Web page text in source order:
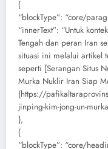
{
“blockType”: “core/
“innerText”: “Untuk
Tengah dan peran Iran
situasi ini melalui artikel
seperti [Serangan Situs
Murka Nuklir Iran Siap
(https://
jinping-kim-jong-un-
},
{
“blockType”: “core/